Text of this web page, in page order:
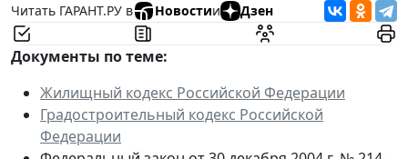
Читать ГАРАНТ.РУ в
Новостии Дзен
Документы по теме:
Жилищный кодекс Российской Федерации
Градостроительный кодекс Российской
Федерации